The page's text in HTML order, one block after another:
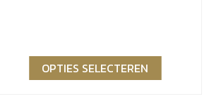
OPTIES SELECTEREN